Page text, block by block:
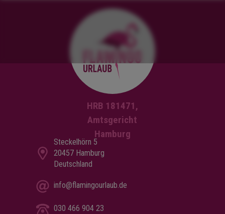
HRB 181471,
Amtsgericht
Hamburg
Steckelhörn 5
20457 Hamburg
Deutschland
info@flamingourlaub.de
030 466 904 23